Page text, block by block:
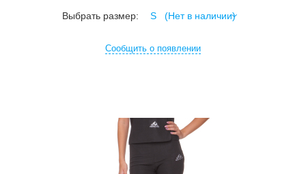
Выбрать размер:
Сообщить о появлении